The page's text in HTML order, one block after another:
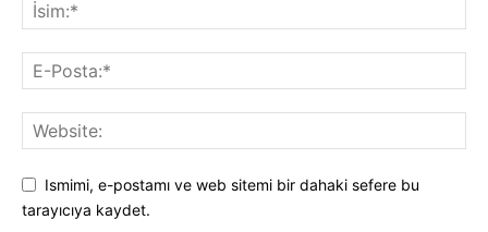
Ismimi, e-postamı ve web sitemi bir dahaki sefere bu
tarayıcıya kaydet.